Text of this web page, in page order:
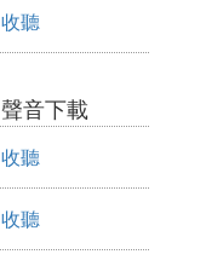
收聽
聲音下載
收聽
收聽